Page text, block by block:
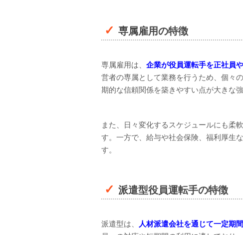
専属雇用の特徴
専属雇用は、 企業が役員運転手を正社員
営者の専属として業務を行うため、個々
期的な信頼関係を築きやすい点が大きな強
また、日々変化するスケジュールにも柔
す。一方で、給与や社会保険、福利厚生
す。
派遣型役員運転手の特徴
派遣型は、 人材派遣会社を通じて一定期